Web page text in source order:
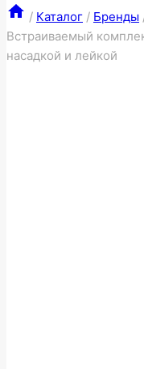
/ Каталог / Бренды
Встраиваемый
насадкой и лейкой